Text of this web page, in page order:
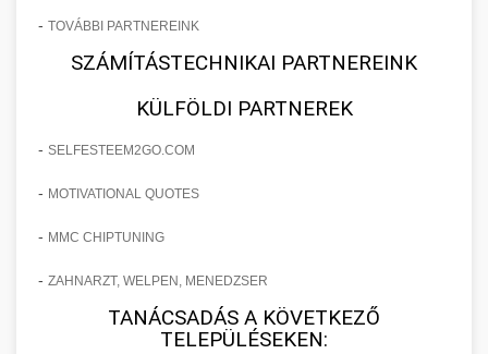
- TOVÁBBI PARTNEREINK
SZÁMÍTÁSTECHNIKAI PARTNEREINK
KÜLFÖLDI PARTNEREK
- SELFESTEEM2GO.COM
- MOTIVATIONAL QUOTES
- MMC CHIPTUNING
- ZAHNARZT, WELPEN, MENEDZSER
TANÁCSADÁS A KÖVETKEZŐ
TELEPÜLÉSEKEN: